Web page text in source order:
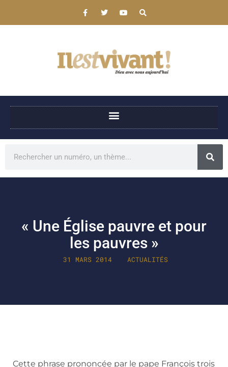
« Une Église pauvre et pour
les pauvres »
31 MARS 2014 ACTUALITÉS
Cette phrase prononcée par le pape François trois